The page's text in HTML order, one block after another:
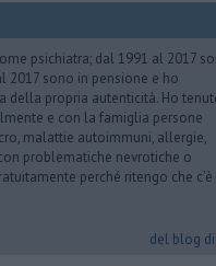
psichiatra; dal 1991 al 2017
2017 sono in pensione e ho
della propria autenticità. Ho
e con la famiglia persone
malattie autoimmuni, allergie,
problematiche nevrotiche o
perché ritengo che c’è
del blog